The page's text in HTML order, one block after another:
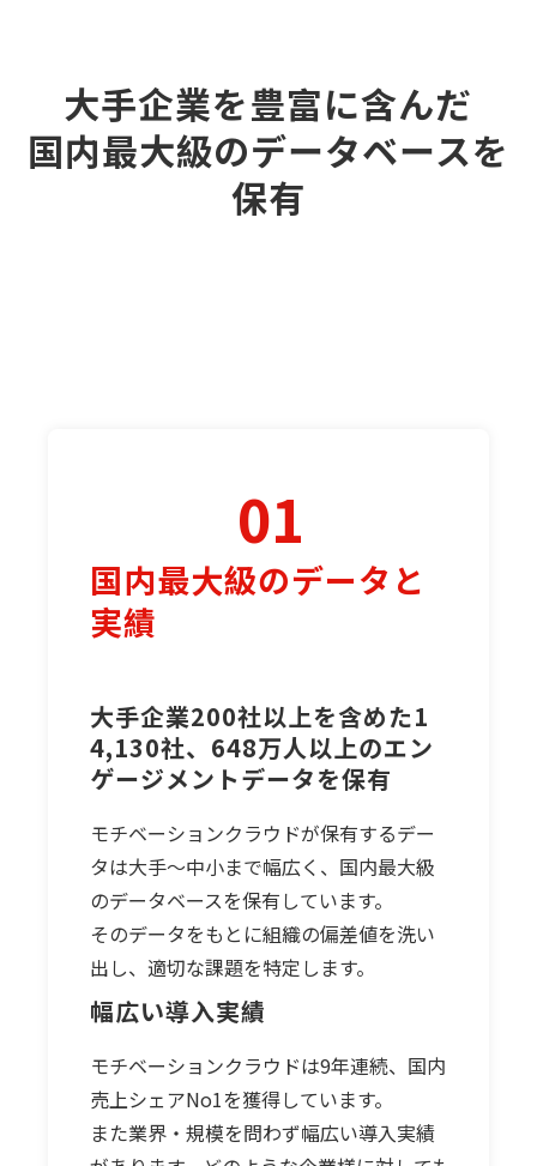
大手企業を豊富に含んだ
国内最大級のデータベースを
保有
01
国内最大級のデータと
実績
大手企業200社以上を含めた1
4,130社、648万人以上のエン
ゲージメントデータを保有
モチベーションクラウドが保有するデー
タは大手～中小まで幅広く、国内最大級
のデータベースを保有しています。
そのデータをもとに組織の偏差値を洗い
出し、適切な課題を特定します。
幅広い導入実績
モチベーションクラウドは9年連続、国内
売上シェアNo1を獲得しています。
また業界・規模を問わず幅広い導入実績